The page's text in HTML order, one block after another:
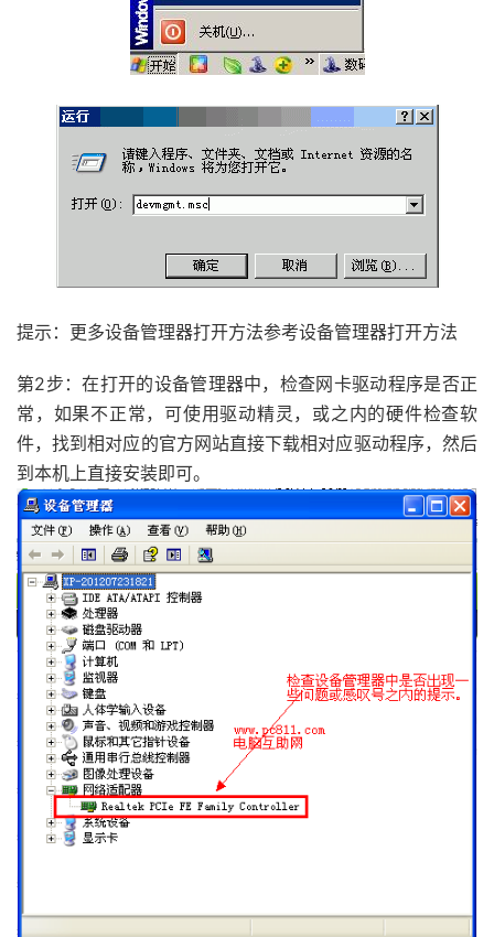
提示：更多设备管理器打开方法参考设备管理器打开方法
第2步：在打开的设备管理器中，检查网卡驱动程序是否正
常，如果不正常，可使用驱动精灵，或之内的硬件检查软
件，找到相对应的官方网站直接下载相对应驱动程序，然后
到本机上直接安装即可。